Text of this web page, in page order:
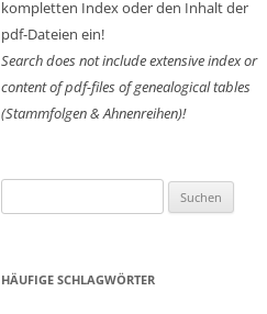
kompletten Index oder den Inhalt der
pdf-Dateien ein!
Search does not include extensive index or
content ofpdf-files of genealogical tables
(Stammfolgen & Ahnenreihen)!
nach:
HÄUFIGE SCHLAGWÖRTER